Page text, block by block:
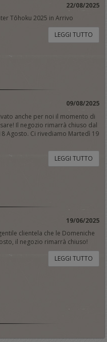
22/08/2025
Tōhoku 2025 in Arrivo
LEGGI TUTTO
09/08/2025
anche per noi il momento di
Il negozio rimarrà chiuso dal
Agosto. Ci rivediamo Martedì 19
LEGGI TUTTO
19/06/2025
clientela che le Domeniche
il negozio rimarrà chiuso!
LEGGI TUTTO